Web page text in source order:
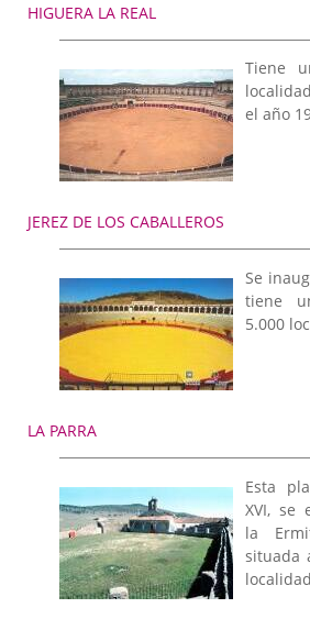
HIGUERA LA REAL
Tiene
el año
JEREZ DE LOS CABALLEROS
Se
tiene
5.000
LA PARRA
Esta
XVI, se
la
situada